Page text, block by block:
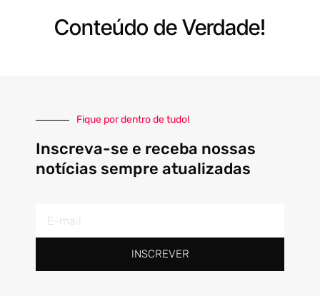
Conteúdo de Verdade!
Fique por dentro de tudo!
Inscreva-se e receba nossas
notícias sempre atualizadas
mail
INSCREVER